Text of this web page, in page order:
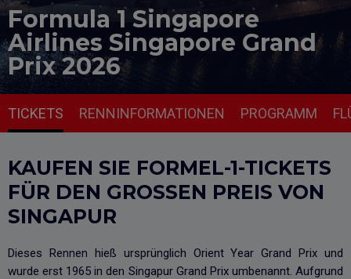
Formula 1 Singapore
Airlines Singapore Grand
Prix 2026
TICKETS RENNINFORMATIONEN PROGRAMM
KAUFEN SIE FORMEL-1-TICKETS
FÜR DEN GROSSEN PREIS VON S
INGAPUR
Dieses Rennen hieß ursprünglich Orient Year Grand Prix und
wurde erst 1965 in den Singapur Grand Prix umbenannt. Aufgrund